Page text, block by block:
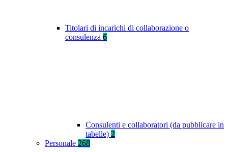
Titolari di incarichi di collaborazione o
consulenza 6
Consulenti e collaboratori (da pubblicare in
tabelle) 2
Personale 268